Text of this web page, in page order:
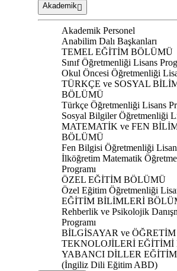
Akademik
Akademik Personel
Anabilim Dalı Başkanları
TEMEL EĞİTİM BÖLÜMÜ
Sınıf Öğretmenliği Lisans
Okul Öncesi Öğretmenliği
TÜRKÇE ve SOSYAL
BÖLÜMÜ
Türkçe Öğretmenliği Lisans
Sosyal Bilgiler Öğretmenliği
MATEMATİK ve FEN
BÖLÜMÜ
Fen Bilgisi Öğretmenliği
İlköğretim Matematik
Programı
ÖZEL EĞİTİM BÖLÜMÜ
Özel Eğitim Öğretmenliği
EĞİTİM BİLİMLERİ
Rehberlik ve Psikolojik
Programı
BİLGİSAYAR ve ÖĞRETİM
TEKNOLOJİLERİ
YABANCI DİLLER
(İngiliz Dili Eğitim ABD)